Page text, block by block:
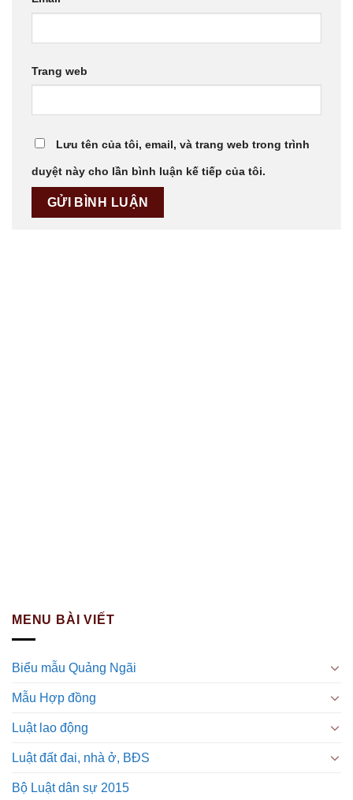
Trang web
Lưu tên của tôi, email, và trang web trong trình
duyệt này cho lần bình luận kế tiếp của tôi.
MENU BÀI VIẾT
Biểu mẫu Quảng Ngãi
Mẫu Hợp đồng
Luật lao động
Luật đất đai, nhà ở, BĐS
Bộ Luật dân sự 2015